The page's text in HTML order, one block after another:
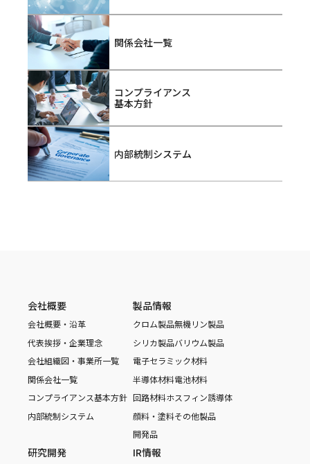
関係会社一覧
コンプライアンス
基本方針
内部統制システム
会社概要
会社概要・沿革
代表挨拶・企業理念
会社組織図・事業所一覧
関係会社一覧
コンプライアンス基本方針
内部統制システム
製品情報
クロム製品無機リン製品
シリカ製品バリウム製品
電子セラミック材料
半導体材料電池材料
回路材料ホスフィン誘導体
顔料・塗料その他製品
開発品
研究開発 IR情報